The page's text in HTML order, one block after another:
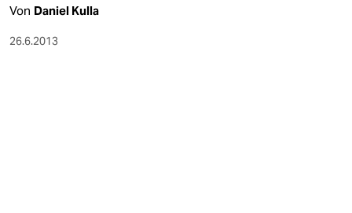
verlag
verlag
Von Daniel Kulla
26.6.2013